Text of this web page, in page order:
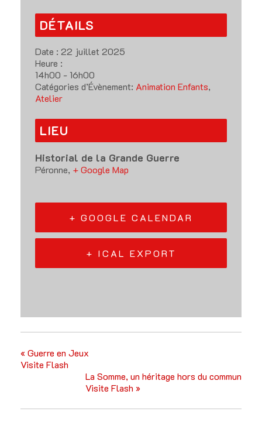
DÉTAILS
Date : 22 juillet 2025
Heure :
14h00 - 16h00
Catégories d’Évènement: Animation Enfants,
Atelier
LIEU
Historial de la Grande Guerre
Péronne, + Google Map
+ GOOGLE CALENDAR
+ ICAL EXPORT
«Guerre en Jeux
Visite Flash
La Somme, un héritage hors du commun
Visite Flash »